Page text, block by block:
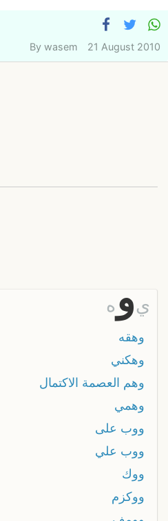
Bywasem 21 August 2010
ه وي
وهقه
وهكني
وهم العصمة الاكتمال
وهمي
ووب على
ووب علي
ووك
ووكزم